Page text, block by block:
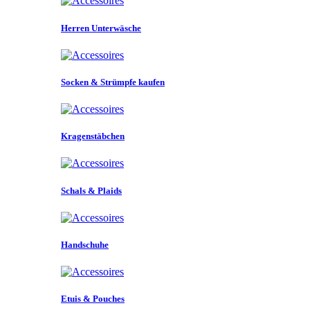
Herren Unterwäsche
Socken & Strümpfe kaufen
Kragenstäbchen
Schals & Plaids
Handschuhe
Etuis & Pouches